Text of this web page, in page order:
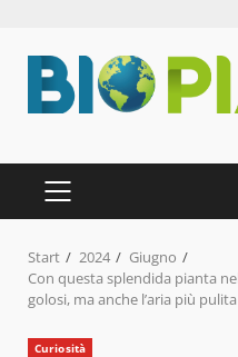
Inhalt
springen
PRIMÄRES
MENÜ
Start 2024
Giugno
Con questa splendida pianta
golosi, ma anche l’aria più
Curiosità